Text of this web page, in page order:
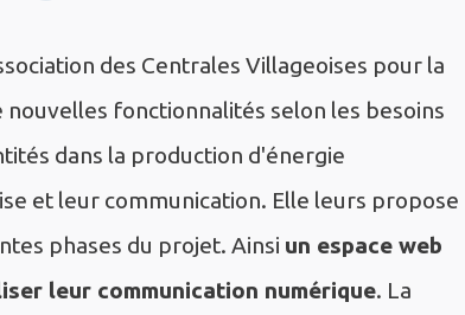
des Centrales Villageoises pour la
fonctionnalités selon les besoins
dans la production d'énergie
et leur communication. Elle leurs propose
phases du projet. Ainsi un espace web
leur communication numérique. La